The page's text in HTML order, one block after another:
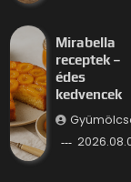
Mirabella
receptek –
édes
kedvencek